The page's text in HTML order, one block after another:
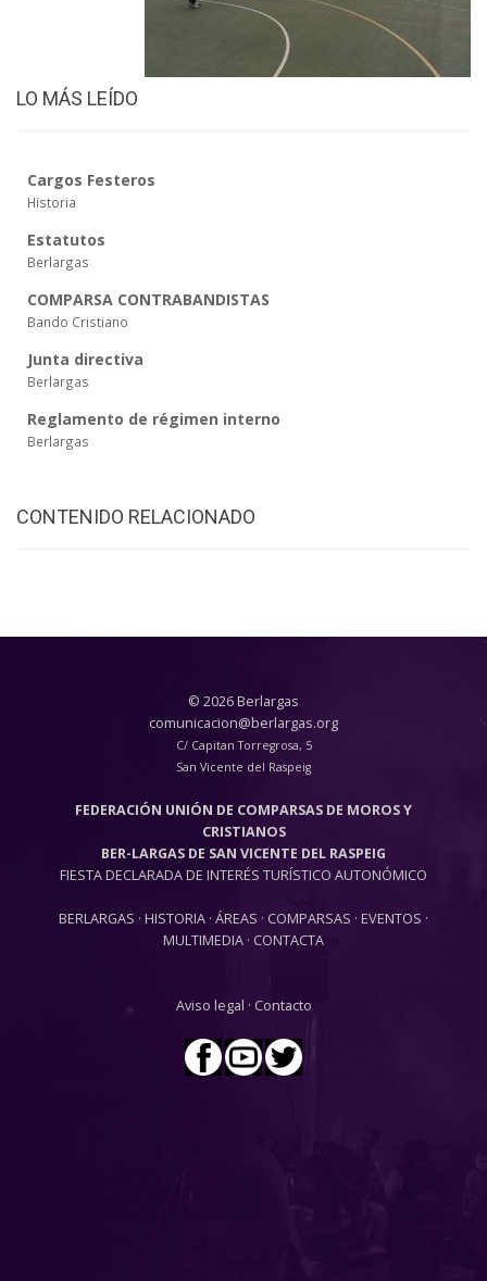
LO MÁS LEÍDO
Cargos Festeros
Historia
Estatutos
Berlargas
COMPARSA CONTRABANDISTAS
Bando Cristiano
Junta directiva
Berlargas
Reglamento de régimen interno
Berlargas
CONTENIDO RELACIONADO
© 2026 Berlargas
comunicacion@berlargas.org
C/ Capitan Torregrosa, 5
San Vicente del Raspeig
FEDERACIÓN UNIÓN DE COMPARSAS DE MOROS Y
CRISTIANOS
BER-LARGAS DE SAN VICENTE DEL RASPEIG
FIESTA DECLARADA DE INTERÉS TURÍSTICO AUTONÓMICO
BERLARGAS · HISTORIA · ÁREAS · COMPARSAS · EVENTOS ·
MULTIMEDIA · CONTACTA
Aviso legal · Contacto